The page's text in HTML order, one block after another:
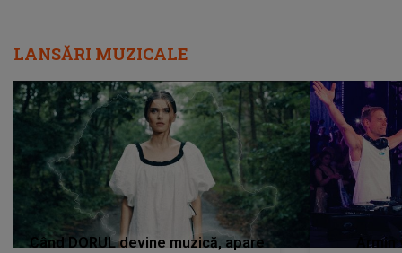
LANSĂRI MUZICALE
Când DORUL devine muzică, apare